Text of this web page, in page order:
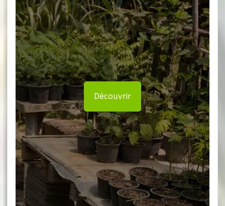
Découvrir